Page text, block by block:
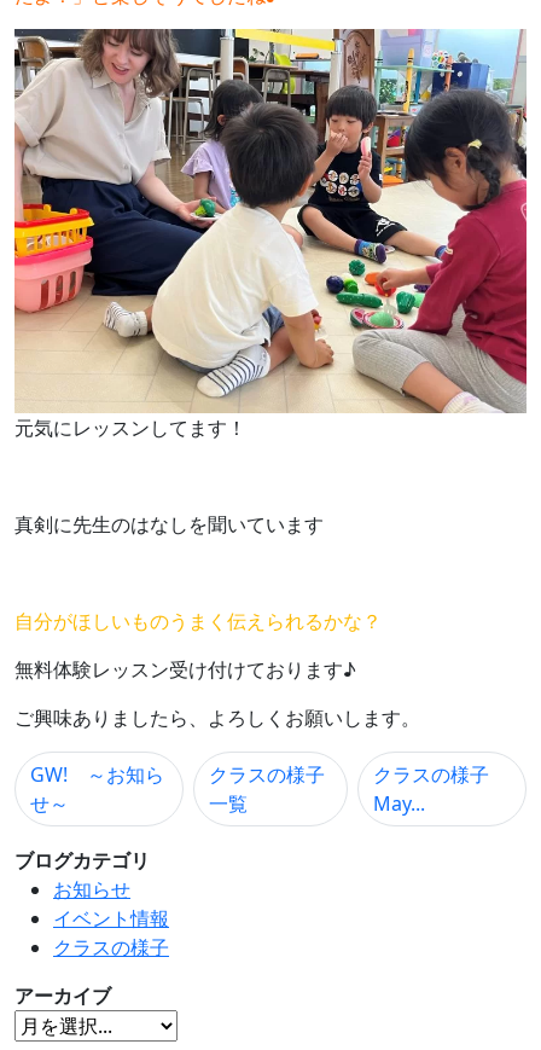
元気にレッスンしてます！
真剣に先生のはなしを聞いています
自分がほしいものうまく伝えられるかな？
無料体験レッスン受け付けております♪
ご興味ありましたら、よろしくお願いします。
GW! ～お知ら
せ～
クラスの様子
一覧
クラスの様子
May...
ブログカテゴリ
お知らせ
イベント情報
クラスの様子
アーカイブ